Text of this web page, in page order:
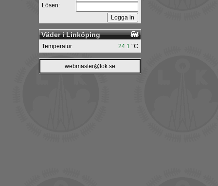
Lösen:
Väder i Linköping
24.1 °C
Temperatur:
webmaster@lok.se